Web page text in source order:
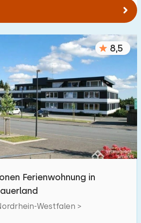
8,5
Ferienwohnung in
Westfalen >